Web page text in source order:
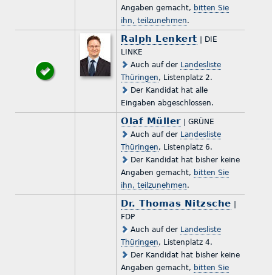
Angaben gemacht, bitten Sie
ihn, teilzunehmen.
Ralph Lenkert | DIE
LINKE
Auch auf der Landesliste
Thüringen, Listenplatz 2.
Der Kandidat hat alle
Eingaben abgeschlossen.
Olaf Müller| GRÜNE
Auch auf der Landesliste
Thüringen, Listenplatz 6.
Der Kandidat hat bisher keine
Angaben gemacht, bitten Sie
ihn, teilzunehmen.
Dr. Thomas Nitzsche |
FDP
Auch auf der Landesliste
Thüringen, Listenplatz 4.
Der Kandidat hat bisher keine
Angaben gemacht, bitten Sie